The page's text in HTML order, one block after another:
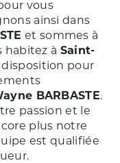
vous
ainsi dans
et sommes à
habitez à Saint-
disposition pour
BARBASTE.
passion et le
plus notre
est qualifiée